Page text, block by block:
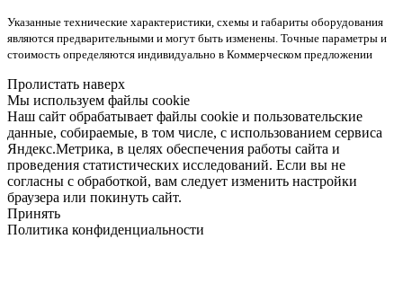
Указанные технические характеристики, схемы и габариты оборудования
являются предварительными и могут быть изменены. Точные параметры и
стоимость определяются индивидуально в Коммерческом предложении
Пролистать наверх
Мы используем файлы cookie
Наш сайт обрабатывает файлы cookie и пользовательские
данные, собираемые, в том числе, с использованием сервиса
Яндекс.Метрика, в целях обеспечения работы сайта и
проведения статистических исследований. Если вы не
согласны с обработкой, вам следует изменить настройки
браузера или покинуть сайт.
Принять
Политика конфиденциальности